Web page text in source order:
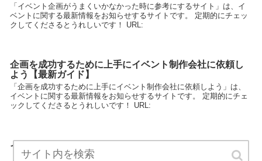
「イベント企画がうまくいかなかった時に参考にするサイト」は、イ
ベントに関する最新情報をお知らせするサイトです。 定期的にチェッ
クしてくださるとうれしいです！ URL:
企画を成功するために上手にイベント制作会社に依頼し
よう【最新ガイド】
「企画を成功するために上手にイベント制作会社に依頼しよう」は、
イベントに関する最新情報をお知らせするサイトです。 定期的にチェ
ックしてくださるとうれしいです！ URL:
イベントを失敗しないための３つのポイント【最新ガイ
ド】